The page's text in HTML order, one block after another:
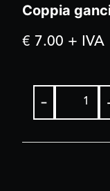
Coppia
€ 7.00 + IVA
-